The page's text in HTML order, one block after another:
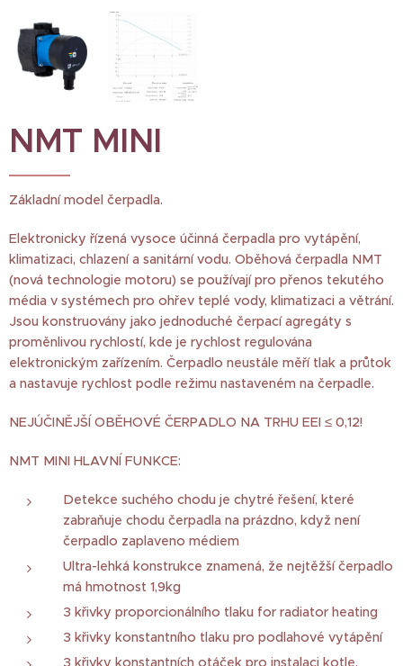
NMT MINI
Základní model čerpadla.
Elektronicky řízená vysoce účinná čerpadla pro vytápění,
klimatizaci, chlazení a sanitární vodu. Oběhová čerpadla NMT
(nová technologie motoru) se používají pro přenos tekutého
média v systémech pro ohřev teplé vody, klimatizaci a větrání.
Jsou konstruovány jako jednoduché čerpací agregáty s
proměnlivou rychlostí, kde je rychlost regulována
elektronickým zařízením. Čerpadlo neustále měří tlak a průtok
a nastavuje rychlost podle režimu nastaveném na čerpadle.
NEJÚČINĚJŠÍ OBĚHOVÉ ČERPADLO NA TRHU EEI ≤ 0,12!
NMT MINI HLAVNÍ FUNKCE:
Detekce suchého chodu je chytré řešení, které
zabraňuje chodu čerpadla na prázdno, když není
čerpadlo zaplaveno médiem
Ultra-lehká konstrukce znamená, že nejtěžší čerpadlo
má hmotnost 1,9kg
3 křivky proporcionálního tlaku for radiator heating
3 křivky konstantního tlaku pro podlahové vytápění
3 křivky konstantních otáček pro instalaci kotle,